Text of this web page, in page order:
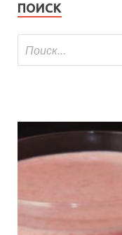
ПОИСК